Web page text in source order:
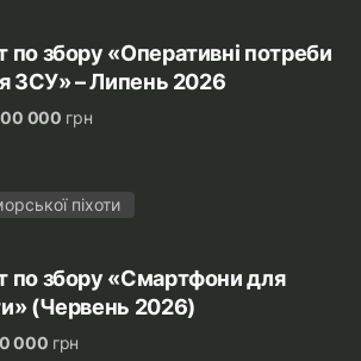
по збору «Оперативні потреби
ЗСУ» – Липень 2026
000 грн
піхоти
по збору «Смартфони для
(Червень 2026)
000 грн